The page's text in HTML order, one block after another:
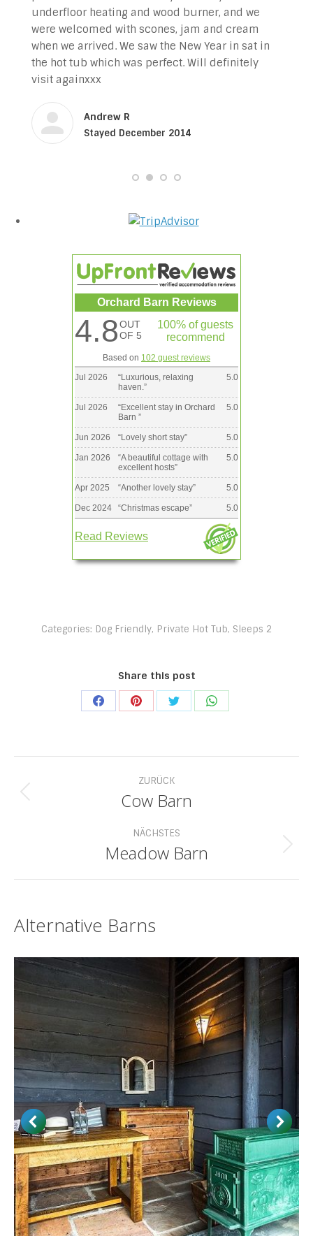
underfloor heating and wood burner, and we
were welcomed with scones, jam and cream
when we arrived. We saw the New Year in sat in
the hot tub which was perfect. Will definitely
visit againxxx
Andrew R
Stayed December 2014
Orchard Barn Reviews
4.8OUT
OF 5
100% of guests
recommend
Based on 102 guest reviews
Jul 2026
“Luxurious, relaxing
haven. ”
5.0
Jul 2026 “Excellent stay in Orchard
Barn ”
5.0
Jun 2026 “Lovely short stay” 5.0
Jan 2026 “A beautiful cottage with
excellent hosts”
5.0
Apr 2025 “Another lovely stay” 5.0
Dec 2024 “Christmas escape” 5.0
Read Reviews
Categories: Dog Friendly, Private Hot Tub, Sleeps 2
Share this post
Share Share Share Share
navigation
ZURÜCK
Previous
Cow Barn
NÄCHSTES
Next
Meadow Barn
Alternative Barns